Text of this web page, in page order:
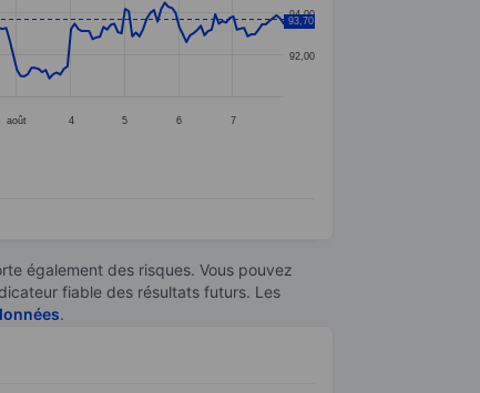
août 4 5 6 7
92,00
94,00
93,70
également des risques. Vous pouvez
fiable des résultats futurs. Les
.